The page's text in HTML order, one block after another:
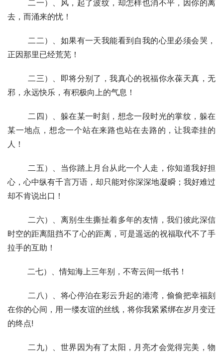
去，而涌来的忧！
正因那里已经荒芜！
邪，永远快乐，有积极向上的气息！
某一地点，想念一个站在来路也站在去路的，让我牵挂的
人！
心，心中纵有千言万语，却只能对你深深地凝瞬；我好难过
却不肯说出口！
时空的距离阻挡不了心的距离，可是遥远的祝福取代不了手
拉手的互助！
  	二七）、情知海上三年别，不寄云间一纸书！
在你的心间，用一缕友谊的丝线，将你我紧紧绑在岁月变迁
的终点!